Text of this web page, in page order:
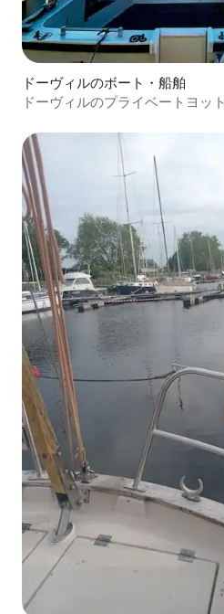
ドーヴィルのボート・船舶
ドーヴィルのプライベートヨット